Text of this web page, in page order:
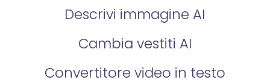
Descrivi immagine AI
Cambia vestiti AI
Convertitore video in testo